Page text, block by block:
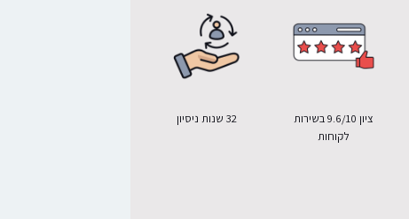
ציון 9.6/10 בשירות
לקוחות
32 שנות ניסיון